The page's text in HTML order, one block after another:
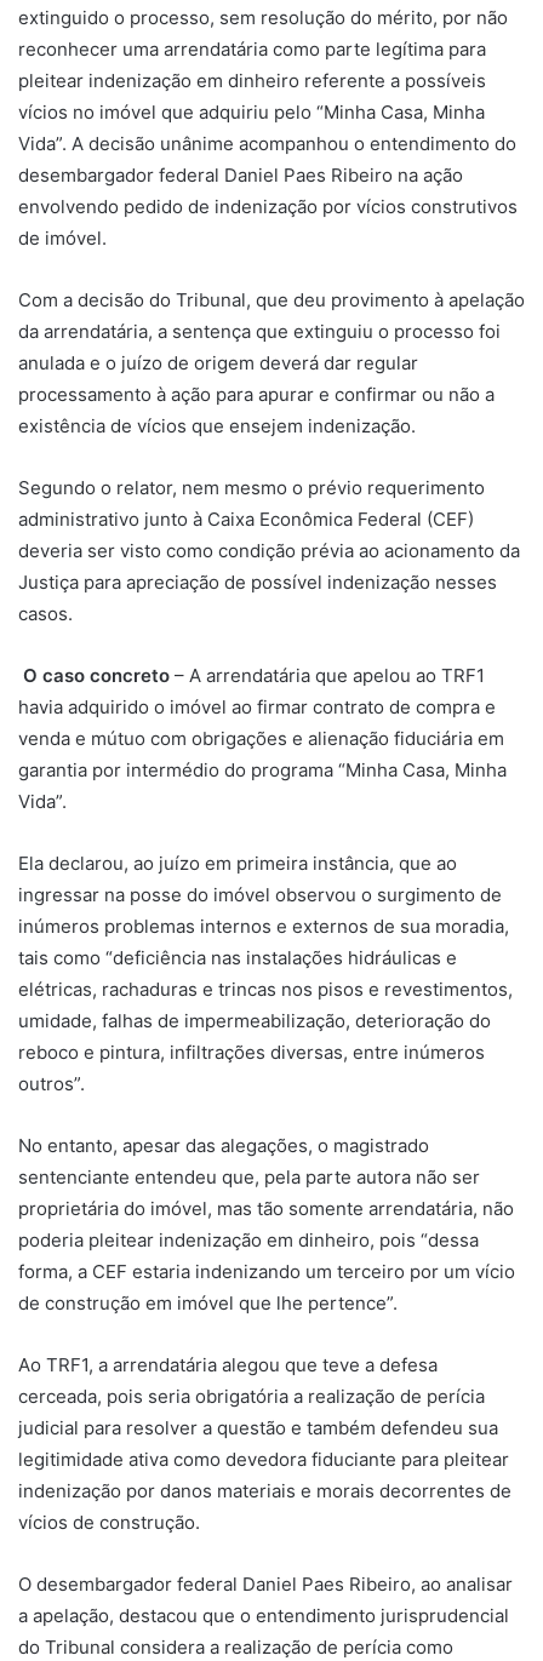
extinguido o processo, sem resolução do mérito, por não
reconhecer uma arrendatária como parte legítima para
pleitear indenização em dinheiro referente a possíveis
vícios no imóvel que adquiriu pelo “Minha Casa, Minha
Vida”. A decisão unânime acompanhou o entendimento do
desembargador federal Daniel Paes Ribeiro na ação
envolvendo pedido de indenização por vícios construtivos
de imóvel.
Com a decisão do Tribunal, que deu provimento à apelação
da arrendatária, a sentença que extinguiu o processo foi
anulada e o juízo de origem deverá dar regular
processamento à ação para apurar e confirmar ou não a
existência de vícios que ensejem indenização.
Segundo o relator, nem mesmo o prévio requerimento
administrativo junto à Caixa Econômica Federal (CEF)
deveria ser visto como condição prévia ao acionamento da
Justiça para apreciação de possível indenização nesses
casos.
O caso concreto – A arrendatária que apelou ao TRF1
havia adquirido o imóvel ao firmar contrato de compra e
venda e mútuo com obrigações e alienação fiduciária em
garantia por intermédio do programa “Minha Casa, Minha
Vida”.
Ela declarou, ao juízo em primeira instância, que ao
ingressar na posse do imóvel observou o surgimento de
inúmeros problemas internos e externos de sua moradia,
tais como “deficiência nas instalações hidráulicas e
elétricas, rachaduras e trincas nos pisos e revestimentos,
umidade, falhas de impermeabilização, deterioração do
reboco e pintura, infiltrações diversas, entre inúmeros
outros”.
No entanto, apesar das alegações, o magistrado
sentenciante entendeu que, pela parte autora não ser
proprietária do imóvel, mas tão somente arrendatária, não
poderia pleitear indenização em dinheiro, pois “dessa
forma, a CEF estaria indenizando um terceiro por um vício
de construção em imóvel que lhe pertence”.
Ao TRF1, a arrendatária alegou que teve a defesa
cerceada, pois seria obrigatória a realização de perícia
judicial para resolver a questão e também defendeu sua
legitimidade ativa como devedora fiduciante para pleitear
indenização por danos materiais e morais decorrentes de
vícios de construção.
O desembargador federal Daniel Paes Ribeiro, ao analisar
a apelação, destacou que o entendimento jurisprudencial
do Tribunal considera a realização de perícia como